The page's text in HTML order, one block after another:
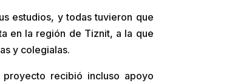
estudios, y todas tuvieron que
en la región de Tiznit, a la que
y colegialas.
recibió incluso apoyo